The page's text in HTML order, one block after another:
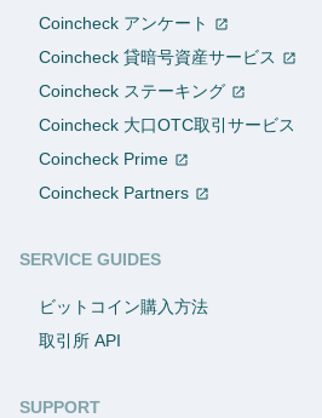
Coincheck アンケート
Coincheck 貸暗号資産サービス
Coincheck ステーキング
Coincheck 大口OTC取引サービス
Coincheck Prime
Coincheck Partners
SERVICE GUIDES
ビットコイン購入方法
取引所 API
SUPPORT